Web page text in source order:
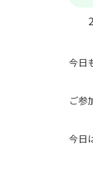
今日
ご参
今日